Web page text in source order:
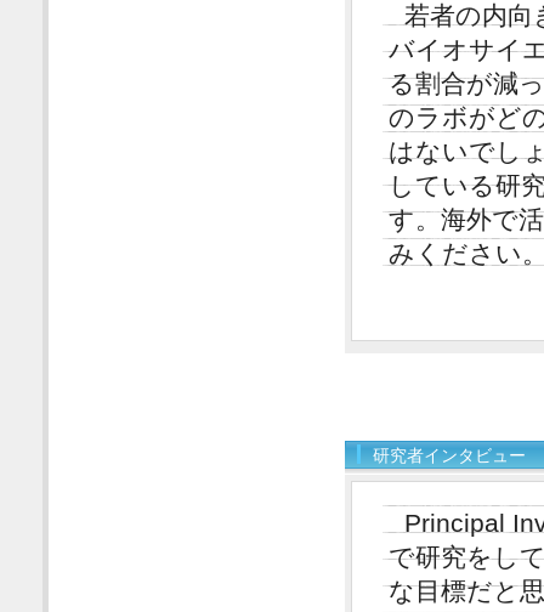
若者の内
バイオサイ
る割合が減
のラボがど
はないでし
している研
す。海外で
みください
研究者インタビュー
Principal
で研究をし
な目標だと